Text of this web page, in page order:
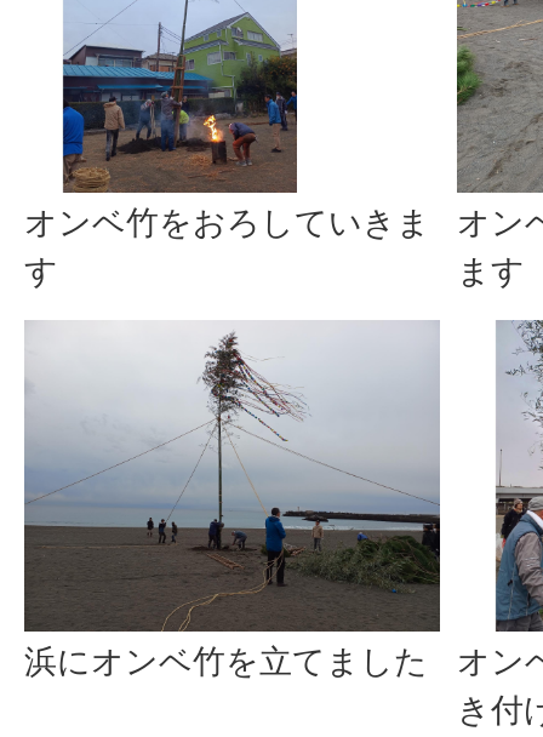
オンベ竹をおろしていきま
す
オン
ます
浜にオンベ竹を立てました
オン
き付